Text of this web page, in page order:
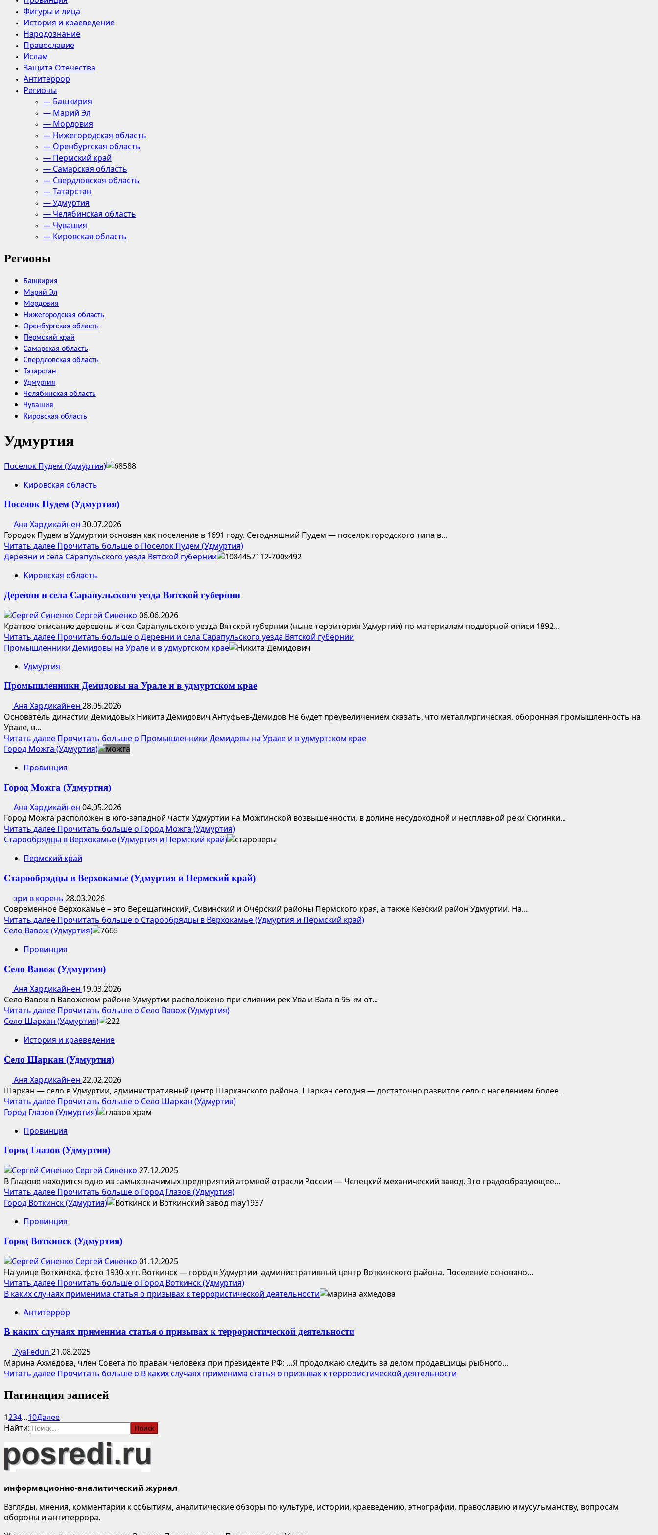
Фигуры и лица
История и краеведение
Народознание
Православие
Ислам
Защита Отечества
Антитеррор
Регионы
— Башкирия
— Марий Эл
— Мордовия
— Нижегородская область
— Оренбургская область
— Пермский край
— Самарская область
— Свердловская область
— Татарстан
— Удмуртия
— Челябинская область
— Чувашия
— Кировская область
Регионы
Башкирия
Марий Эл
Мордовия
Нижегородская область
Оренбургская область
Пермский край
Самарская область
Свердловская область
Татарстан
Удмуртия
Челябинская область
Чувашия
Кировская область
Удмуртия
Поселок Пудем (Удмуртия)
Кировская область
Поселок Пудем (Удмуртия)
Аня Хардикайнен 30.07.2026
Городок Пудем в Удмуртии основан как поселение в 1691 году. Сегодняшний Пудем — поселок городского типа в...
Читать далее Прочитать больше о Поселок Пудем (Удмуртия)
Деревни и села Сарапульского уезда Вятской губернии
Кировская область
Деревни и села Сарапульского уезда Вятской губернии
Сергей Синенко 06.06.2026
Краткое описание деревень и сел Сарапульского уезда Вятской губернии (ныне территория Удмуртии) по материалам подворной описи 1892...
Читать далее Прочитать больше о Деревни и села Сарапульского уезда Вятской губернии
Промышленники Демидовы на Урале и в удмуртском крае
Удмуртия
Промышленники Демидовы на Урале и в удмуртском крае
Аня Хардикайнен 28.05.2026
Основатель династии Демидовых Никита Демидович Антуфьев-Демидов Не будет преувеличением сказать, что металлургическая, оборонная промышленность на
Урале, в...
Читать далее Прочитать больше о Промышленники Демидовы на Урале и в удмуртском крае
Город Можга (Удмуртия)
Провинция
Город Можга (Удмуртия)
Аня Хардикайнен 04.05.2026
Город Можга расположен в юго-западной части Удмуртии на Можгинской возвышенности, в долине несудоходной и несплавной реки Сюгинки...
Читать далее Прочитать больше о Город Можга (Удмуртия)
Старообрядцы в Верхокамье (Удмуртия и Пермский край)
Пермский край
Старообрядцы в Верхокамье (Удмуртия и Пермский край)
зри в корень 28.03.2026
Современное Верхокамье – это Верещагинский, Сивинский и Очёрский районы Пермского края, а также Кезский район Удмуртии. На...
Читать далее Прочитать больше о Старообрядцы в Верхокамье (Удмуртия и Пермский край)
Село Вавож (Удмуртия)
Провинция
Село Вавож (Удмуртия)
Аня Хардикайнен 19.03.2026
Село Вавож в Вавожском районе Удмуртии расположено при слиянии рек Ува и Вала в 95 км от...
Читать далее Прочитать больше о Село Вавож (Удмуртия)
Село Шаркан (Удмуртия)
История и краеведение
Село Шаркан (Удмуртия)
Аня Хардикайнен 22.02.2026
Шаркан — село в Удмуртии, административный центр Шарканского района. Шаркан сегодня — достаточно развитое село с населением более...
Читать далее Прочитать больше о Село Шаркан (Удмуртия)
Город Глазов (Удмуртия)
Провинция
Город Глазов (Удмуртия)
Сергей Синенко 27.12.2025
В Глазове находится одно из самых значимых предприятий атомной отрасли России — Чепецкий механический завод. Это градообразующее...
Читать далее Прочитать больше о Город Глазов (Удмуртия)
Город Воткинск (Удмуртия)
Провинция
Город Воткинск (Удмуртия)
Сергей Синенко 01.12.2025
На улице Воткинска, фото 1930-х гг. Воткинск — город в Удмуртии, административный центр Воткинского района. Поселение основано...
Читать далее Прочитать больше о Город Воткинск (Удмуртия)
В каких случаях применима статья о призывах к террористической деятельности
Антитеррор
В каких случаях применима статья о призывах к террористической деятельности
7yaFedun 21.08.2025
Марина Ахмедова, член Совета по правам человека при президенте РФ: …Я продолжаю следить за делом продавщицы рыбного...
Читать далее Прочитать больше о В каких случаях применима статья о призывах к террористической деятельности
Пагинация записей
1234…10Далее
Найти:
информационно-аналитический журнал
Взгляды, мнения, комментарии к событиям, аналитические обзоры по культуре, истории, краеведению, этнографии, православию и мусульманству, вопросам
обороны и антитеррора.